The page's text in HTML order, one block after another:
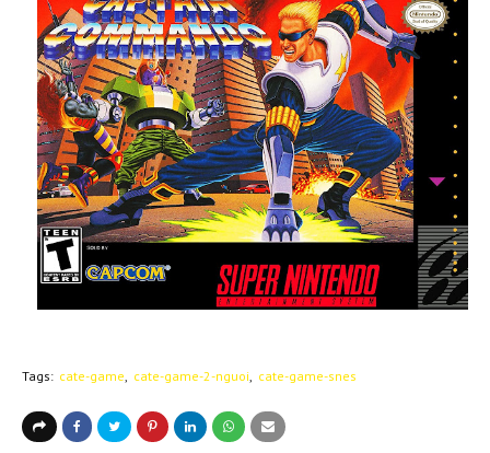
Tags: cate-game cate-game-2-nguoi cate-game-snes